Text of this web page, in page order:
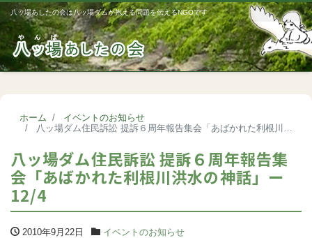
八ッ場あしたの会は八ッ場ダムが抱える問題を伝えるNGOです
ホーム
イベントのお知らせ
八ッ場ダム住民訴訟 提訴６周年報告集会「あばかれた利根川洪水の神話」ー12/4
八ッ場ダム住民訴訟 提訴６周年報告集
会「あばかれた利根川洪水の神話」ー
12/4
2010年9月22日 イベントのお知らせ